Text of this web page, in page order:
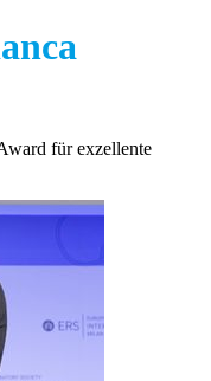
für exzellente